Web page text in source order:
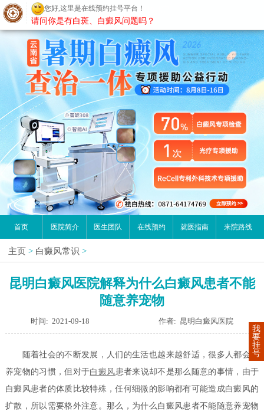
昆明白癜风医院
首页 医院简介 医生团队 在线预约 就医指南 来院路线
主页 > 白癜风常识 >
昆明白癜风医院解释为什么白癜风患者不能
随意养宠物
时间: 2021-09-18 作者: 昆明白癜风医院
随着社会的不断发展，人们的生活也越来越舒适，很多人都会有
养宠物的习惯，但对于白癜风患者来说却不是那么随意的事情，由于
白癜风患者的体质比较特殊，任何细微的影响都有可能造成白癜风的
扩散，所以需要格外注意。那么，为什么白癜风患者不能随意养宠物
我
要
挂
号
您好,这里是在线预约挂号平台！
请问你是有白斑、白癜风问题吗？